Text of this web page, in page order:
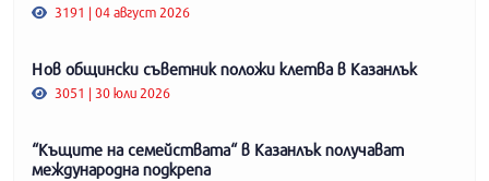
3191 | 04 август 2026
Нов общински съветник положи клетва в Казанлък
3051 | 30 юли 2026
“Къщите на семействата“ в Казанлък получават
международна подкрепа